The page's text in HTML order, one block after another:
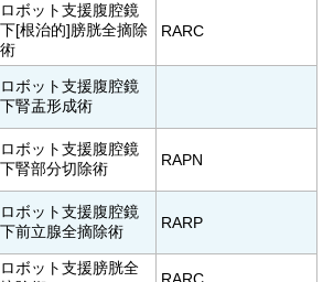
ロボット支援腹腔鏡
下[根治的]膀胱全摘除
術
RARC
ロボット支援腹腔鏡
下腎盂形成術
ロボット支援腹腔鏡
下腎部分切除術
RAPN
ロボット支援腹腔鏡
下前立腺全摘除術
RARP
ロボット支援膀胱全